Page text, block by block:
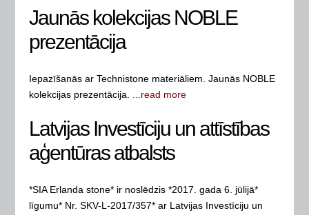
Jaunās kolekcijas NOBLE
prezentācija
Iepazīšanās ar Technistone materiāliem. Jaunās NOBLE
kolekcijas prezentācija.
...read more
Latvijas Investīciju un attīstības
aģentūras atbalsts
*SIA Erlanda stone* ir noslēdzis *2017. gada 6. jūlijā*
līgumu* Nr. SKV-L-2017/357* ar Latvijas Investīciju un